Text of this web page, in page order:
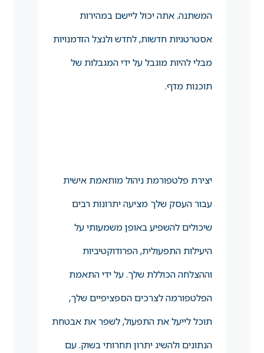
המשתנה. אתה יכול ליישם במהירות
אסטרטגיות חדשות, לחדש ולנצל הזדמנויות
מבלי להיות מוגבל על ידי המגבלות של
תוכנות מדף.
יצירת פלטפורמת ניהול מותאמת אישית
עבור העסק שלך מציעה יתרונות רבים
שיכולים להשפיע באופן משמעותי על
היעילות התפעולית, הפרודוקטיביות
וההצלחה הכוללת שלך. על ידי התאמת
הפלטפורמה לצרכים הספציפיים שלך,
תוכל לייעל את התפעול, לשפר את אבטחת
הנתונים ולהשיג יתרון תחרותי בשוק. עם